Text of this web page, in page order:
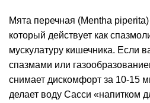
Мята перечная (Mentha
который действует как
мускулатуру кишечника. Если
спазмами или
снимает дискомфорт за 10-15
делает воду Сасси «напитком